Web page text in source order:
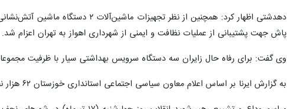
پاش جهت پشتیبانی از عملیات نظافت و ایمنی از شهرداری اهواز به تهران اعزام شد.
وی گفت: برای رفاه حال زایران سه دستگاه سرویس بهداشتی سیار با ظرفیت مجموعا ۷۲ چشمه در اختیار تیم‌های عملیاتی قرار گرفت.
به گزارش ایرنا بر اساس اعلام معاون سیاسی اجتماعی استانداری خوزستان ۶۲ هزار نفر از مردم استان برای حضور در مراسم تشییع رهبرشهید ثبت نام کردند.